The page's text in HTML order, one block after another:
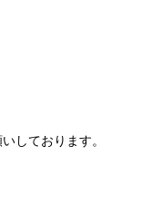
しております。